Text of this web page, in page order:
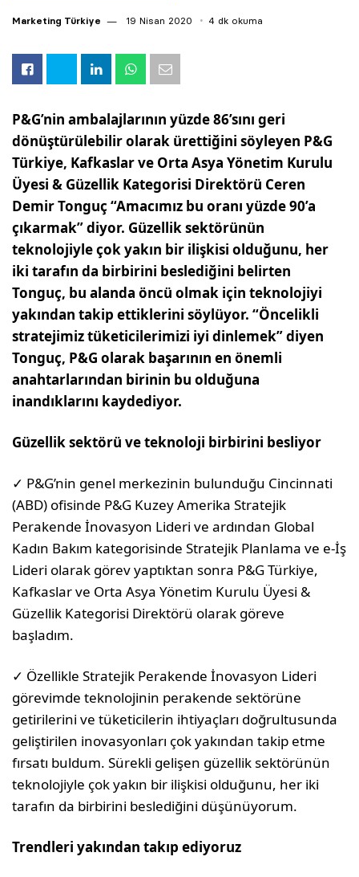
Marketing Türkiye 19 Nisan 2020 4 dk okuma
P&G’nin ambalajlarının yüzde 86’sını geri
dönüştürülebilir olarak ürettiğini söyleyen P&G
Türkiye, Kafkaslar ve Orta Asya Yönetim Kurulu
Üyesi & Güzellik Kategorisi Direktörü Ceren
Demir Tonguç “Amacımız bu oranı yüzde 90’a
çıkarmak” diyor. Güzellik sektörünün
teknolojiyle çok yakın bir ilişkisi olduğunu, her
iki tarafın da birbirini beslediğini belirten
Tonguç, bu alanda öncü olmak için teknolojiyi
yakından takip ettiklerini söylüyor. “Öncelikli
stratejimiz tüketicilerimizi iyi dinlemek” diyen
Tonguç, P&G olarak başarının en önemli
anahtarlarından birinin bu olduğuna
inandıklarını kaydediyor.
Güzellik sektörü ve teknoloji birbirini besliyor
✓ P&G’nin genel merkezinin bulunduğu Cincinnati
(ABD) ofisinde P&G Kuzey Amerika Stratejik
Perakende İnovasyon Lideri ve ardından Global
Kadın Bakım kategorisinde Stratejik Planlama ve e-İş
Lideri olarak görev yaptıktan sonra P&G Türkiye,
Kafkaslar ve Orta Asya Yönetim Kurulu Üyesi &
Güzellik Kategorisi Direktörü olarak göreve
başladım.
✓ Özellikle Stratejik Perakende İnovasyon Lideri
görevimde teknolojinin perakende sektörüne
getirilerini ve tüketicilerin ihtiyaçları doğrultusunda
geliştirilen inovasyonları çok yakından takip etme
fırsatı buldum. Sürekli gelişen güzellik sektörünün
teknolojiyle çok yakın bir ilişkisi olduğunu, her iki
tarafın da birbirini beslediğini düşünüyorum.
Trendleri yakından takıp ediyoruz